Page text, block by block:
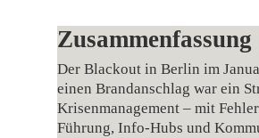
Zusammenfassung
Der Blackout in Berlin im
einen Brandanschlag war ein
Krisenmanagement – mit
Führung, Info-Hubs und